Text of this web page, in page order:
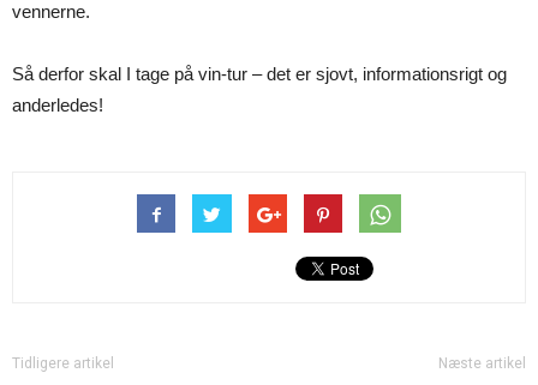
vennerne.
Så derfor skal I tage på vin-tur – det er sjovt, informationsrigt og
anderledes!
Tidligere artikel Næste artikel